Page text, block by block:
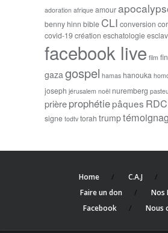
adoration afrique amour
benny hinn bible CLI conversion
covid-19création eschatologie
facebook live film
gazagospel hamas hanouka
joseph jérusalem noël nuremberg
prièreprophétiepâques RDC
signe todtv torah trump
Home C.A.J
Faire un don
Nos
Facebook
Nous